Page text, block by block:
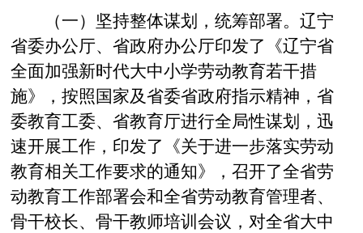
（一）坚持整体谋划，统筹部署。辽宁
省委办公厅、省政府办公厅印发了《辽宁省
全面加强新时代大中小学劳动教育若干措
施》，按照国家及省委省政府指示精神，省
委教育工委、省教育厅进行全局性谋划，迅
速开展工作，印发了《关于进一步落实劳动
教育相关工作要求的通知》，召开了全省劳
动教育工作部署会和全省劳动教育管理者、
骨干校长、骨干教师培训会议，对全省大中